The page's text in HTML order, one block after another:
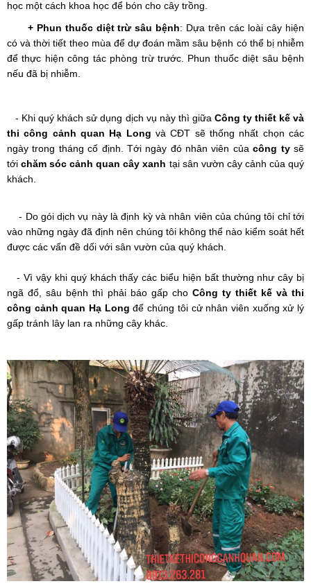
học một cách khoa học để bón cho cây trồng.
+ Phun thuốc diệt trừ sâu bệnh: Dựa trên các loài cây hiện
có và thời tiết theo mùa để dự đoán mầm sâu bệnh có thể bị nhiễm
để thực hiện công tác phòng trừ trước. Phun thuốc diệt sâu bệnh
nếu đã bị nhiễm.
- Khi quý khách sử dụng dịch vụ này thì giữa Công ty thiết kế và
thi công cảnh quan Hạ Long và CĐT sẽ thống nhất chọn các
ngày trong tháng cố định. Tới ngày đó nhân viên củacông tysẽ
tới chăm sóc cảnh quan cây xanh tại sân vườn cây cảnh của quý
khách.
- Do gói dịch vụ này là định kỳ và nhân viên của chúng tôi chỉ tới
vào những ngày đã định nên chúng tôi không thể nào kiểm soát hết
được các vấn đề dối với sân vườn của quý khách.
- Vì vậy khi quý khách thấy các biểu hiện bất thường như cây bị
ngã đổ, sâu bệnh thì phải báo gấp cho Công ty thiết kế và thi
công cảnh quan Hạ Long để chúng tôi cử nhân viên xuống xử lý
gấp tránh lây lan ra những cây khác.